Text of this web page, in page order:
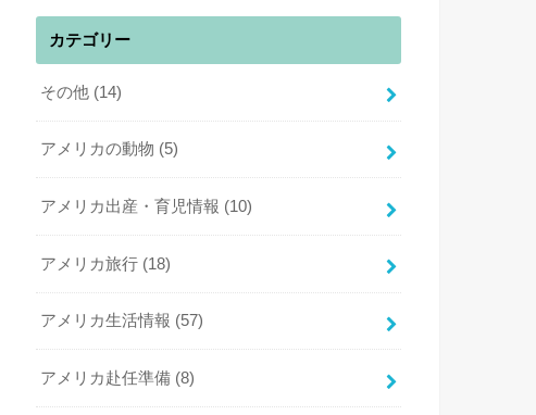
カテゴリー
その他 (14)
アメリカの動物 (5)
アメリカ出産・育児情報 (10)
アメリカ旅行 (18)
アメリカ生活情報 (57)
アメリカ赴任準備 (8)